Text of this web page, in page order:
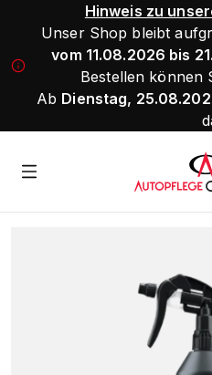
Hinweis zu
Unser Shop bleibt
vom 11.08.2026 bis
Bestellen können
Ab Dienstag,